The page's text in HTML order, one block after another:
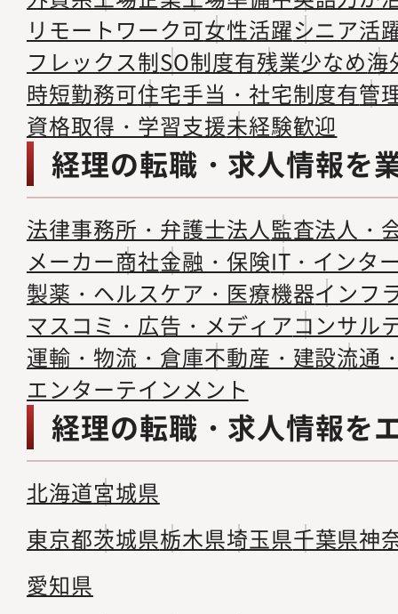
リモートワーク可女性活躍シニア活
フレックス制SO制度有残業少なめ海
時短勤務可住宅手当・社宅制度有管
資格取得・学習支援未経験歓迎
経理の転職・求人情報を
法律事務所・弁護士法人監査法人・
メーカー商社金融・保険IT・インタ
製薬・ヘルスケア・医療機器インフ
マスコミ・広告・メディアコンサル
運輸・物流・倉庫不動産・建設流通
エンターテインメント
経理の転職・求人情報を
北海道宮城県
東京都茨城県栃木県埼玉県千葉県神
愛知県